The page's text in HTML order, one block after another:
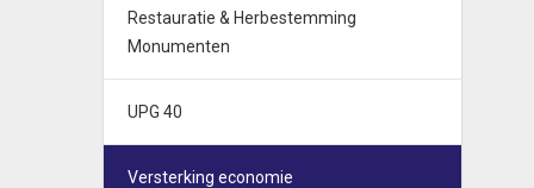
Restauratie & Herbestemming
Monumenten
UPG 40
Versterking economie